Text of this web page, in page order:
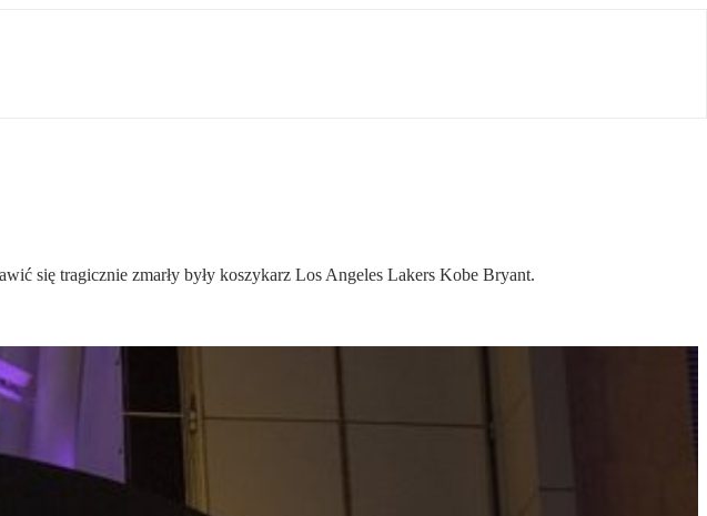
się tragicznie zmarły były koszykarz Los Angeles Lakers Kobe Bryant.